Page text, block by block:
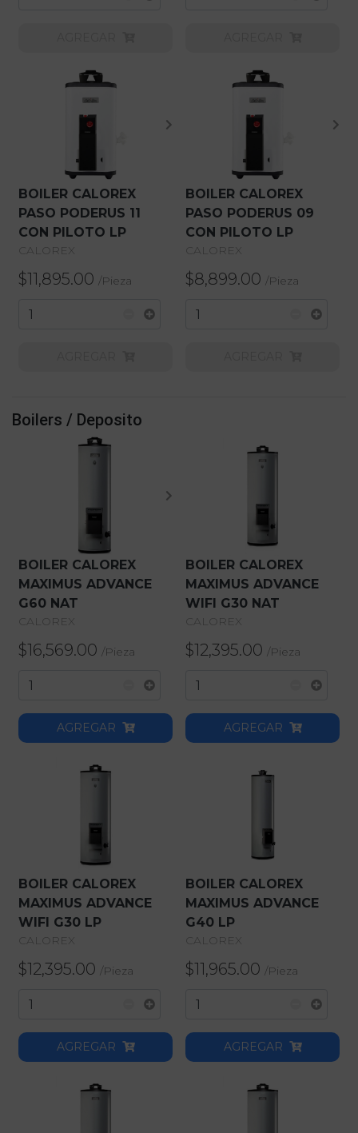
BOILER CALOREX
PASO PODERUS 11
CON PILOTO LP
CALOREX
$11,895.00 /Pieza
BOILER CALOREX
PASO PODERUS 09
CON PILOTO LP
CALOREX
$8,899.00 /Pieza
Boilers / Deposito
BOILER CALOREX
MAXIMUS ADVANCE
G60 NAT
CALOREX
$16,569.00 /Pieza
AGREGAR
BOILER CALOREX
MAXIMUS ADVANCE
WIFI G30 NAT
CALOREX
$12,395.00 /Pieza
AGREGAR
BOILER CALOREX
MAXIMUS ADVANCE
WIFI G30 LP
CALOREX
$12,395.00 /Pieza
AGREGAR
BOILER CALOREX
MAXIMUS ADVANCE
G40 LP
CALOREX
$11,965.00 /Pieza
AGREGAR